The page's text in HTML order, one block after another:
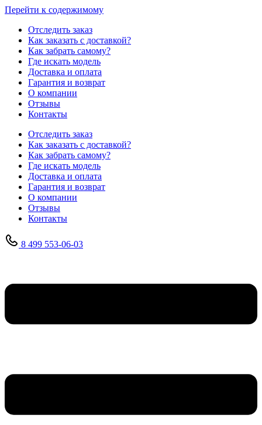
Перейти к содержимому
Отследить заказ
Как заказать с доставкой?
Как забрать самому?
Где искать модель
Доставка и оплата
Гарантия и возврат
О компании
Отзывы
Контакты
Отследить заказ
Как заказать с доставкой?
Как забрать самому?
Где искать модель
Доставка и оплата
Гарантия и возврат
О компании
Отзывы
Контакты
8 499 553-06-03